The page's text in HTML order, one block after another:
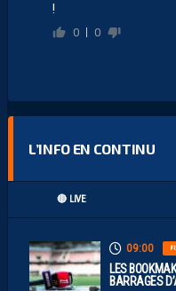
!
0 0
L’INFO EN CONTINU
🔴 LIVE
09:00
LES
BARRAGES